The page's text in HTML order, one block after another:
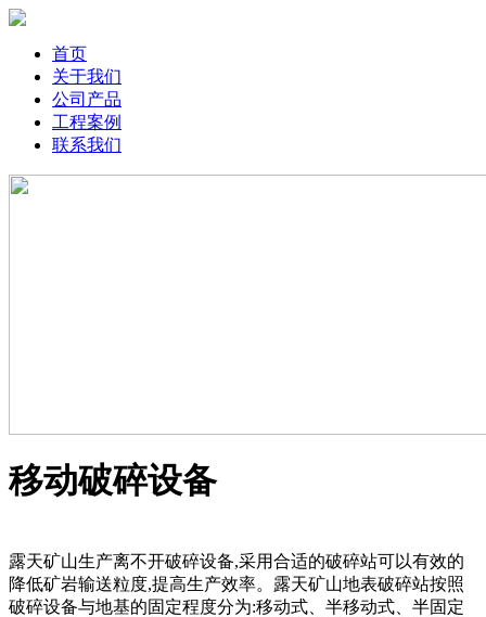
首页
关于我们
公司产品
工程案例
联系我们
移动破碎设备
露天矿山生产离不开破碎设备,采用合适的破碎站可以有效的
降低矿岩输送粒度,提高生产效率。露天矿山地表破碎站按照
破碎设备与地基的固定程度分为:移动式、半移动式、半固定